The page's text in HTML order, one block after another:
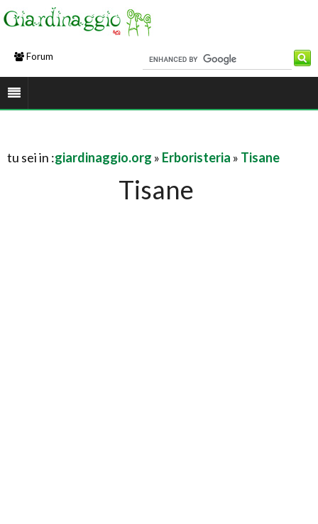
Forum
tu sei in :giardinaggio.org » Erboristeria » Tisane
Tisane